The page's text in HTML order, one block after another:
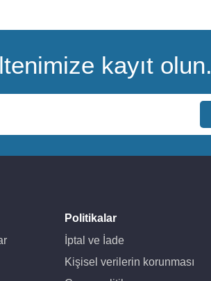
kayıt olun.
Politikalar
İptal ve İade
Kişisel verilerin korunması